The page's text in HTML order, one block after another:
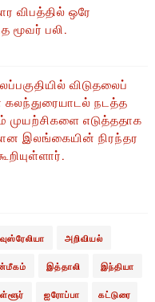
விபத்தில் ஒரே
மூவர் பலி.
​​விடுதலைப்
கலந்துரையாடல் நடத்த
எடுத்ததாக
இலங்கையின் நிரந்தர
அறிவியல்
இத்தாலி இந்தியா
ஐரோப்பா கட்டுரை